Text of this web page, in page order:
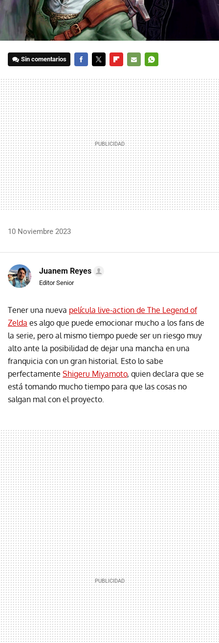
Sin comentarios
MAIL
10 Noviembre 2023
Juanem Reyes
Editor Senior
Tener una nueva película live-action de The Legend of
Zelda es algo que puede emocionar mucho a los fans de
la serie, pero al mismo tiempo puede ser un riesgo muy
alto ante la posibilidad de dejar una mancha en una
franquicia con un gran historial. Esto lo sabe
perfectamente Shigeru Miyamoto, quien declara que se
está tomando mucho tiempo para que las cosas no
salgan mal con el proyecto.